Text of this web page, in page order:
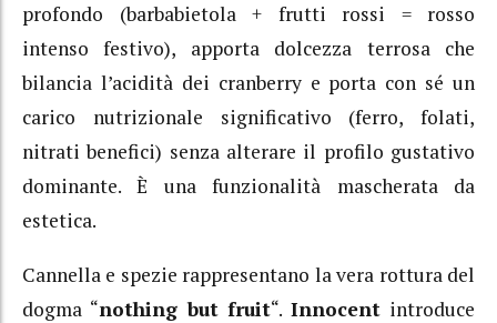
profondo (barbabietola + frutti rossi = rosso
intenso festivo), apporta dolcezza terrosa che
bilancia l’acidità dei cranberry e porta con sé un
carico nutrizionale significativo (ferro, folati,
nitrati benefici) senza alterare il profilo gustativo
dominante. È una funzionalità mascherata da
estetica.
Cannella e spezie rappresentano la vera rottura del
dogma “nothing but fruit“.Innocent introduce